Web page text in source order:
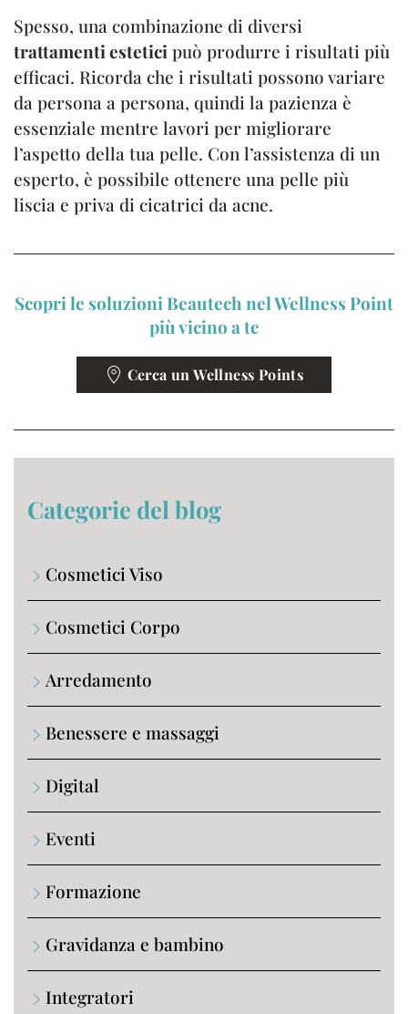
Spesso, una combinazione di diversi
trattamenti esteticipuò produrre i risultati più
efficaci. Ricorda che i risultati possono variare
da persona a persona, quindi la pazienza è
essenziale mentre lavori per migliorare
l’aspetto della tua pelle. Con l’assistenza di un
esperto, è possibile ottenere una pelle più
liscia e priva di cicatrici da acne.
Scopri le soluzioni Beautech nel Wellness Point
più vicino a te
Cerca un Wellness Points
Categorie del blog
Cosmetici Viso
Cosmetici Corpo
Arredamento
Benessere e massaggi
Digital
Eventi
Formazione
Gravidanza e bambino
Integratori